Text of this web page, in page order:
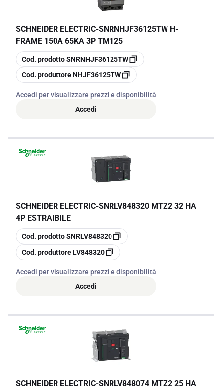
SCHNEIDER ELECTRIC-SNRNHJF36125TW H-
FRAME 150A 65KA 3P TM125
copia
Cod. prodottoSNRNHJF36125TW
copia
Cod. produttoreNHJF36125TW
Accedi per visualizzare prezzi e disponibilità
Accedi
SCHNEIDER ELECTRIC-SNRLV848320 MTZ2 32 HA
4P ESTRAIBILE
copia
Cod. prodottoSNRLV848320
copia
Cod. produttoreLV848320
Accedi per visualizzare prezzi e disponibilità
Accedi
SCHNEIDER ELECTRIC-SNRLV848074 MTZ2 25 HA